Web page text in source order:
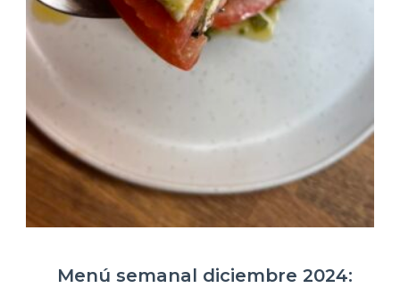
Menú semanal diciembre 2024: